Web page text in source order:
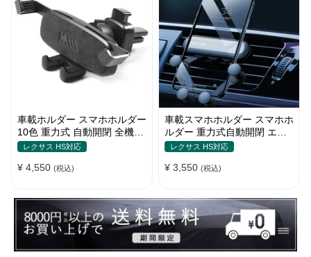
車載ホルダー スマホホルダー
10色 重力式 自動開閉 全機
種 ミニ 片手操作 全機種
レクサス HS対応
¥ 4,550 (税込)
車載スマホホルダー スマホホ
ルダー 重力式自動開閉 エア
コン吹き出し口用 シンプル
レクサス HS対応
¥ 3,550 (税込)